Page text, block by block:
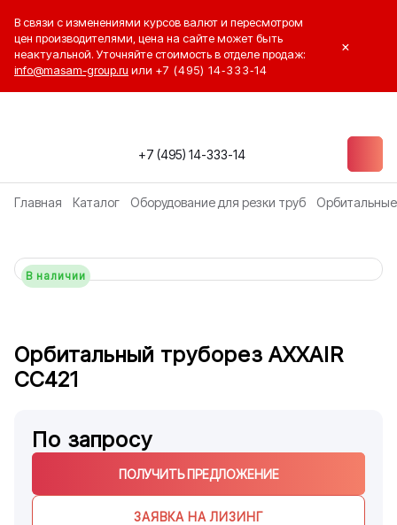
В связи с изменениями курсов валют и пересмотром
цен производителями, цена на сайте может быть
неактуальной. Уточняйте стоимость в отделе продаж:
info@masam-group.ru или +7 (495) 14‑333‑14
×
+7 (495) 14-333-14
Главная Каталог Оборудование для резки труб
В наличии
Орбитальный труборез AXXAIR
CC421
По запросу
ПОЛУЧИТЬ ПРЕДЛОЖЕНИЕ
ЗАЯВКА НА ЛИЗИНГ